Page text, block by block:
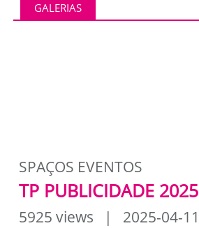
GALERIAS
SPAÇOS EVENTOS
TP PUBLICIDADE 2025
5925 views | 2025-04-11